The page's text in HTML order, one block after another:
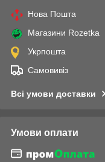
Нова Пошта
Магазини Rozetka
Укрпошта
Самовивіз
Всі умови доставки
Умови оплати